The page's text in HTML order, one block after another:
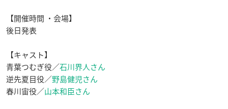
【開催時間 ・会場】
後日発表
【キャスト】
青葉つむぎ役／石川界人さん
逆先夏目役／野島健児さん
春川宙役／山本和臣さん